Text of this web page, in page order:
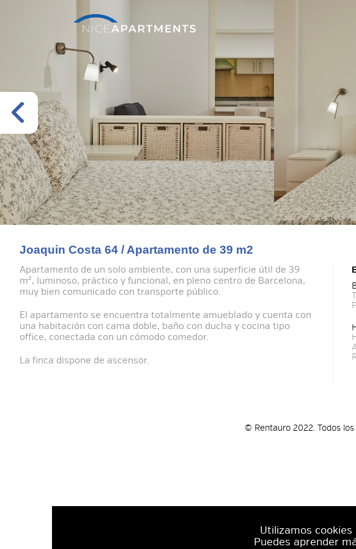
Joaquin Costa 64 / Apartamento de 39 m2
Apartamento de un solo ambiente, con una superficie útil de 39
m², luminoso, práctico y funcional, en pleno centro de Barcelona,
muy bien comunicado con transporte público.
El apartamento se encuentra totalmente amueblado y cuenta con
una habitación con cama doble, baño con ducha y cocina tipo
office, conectada con un cómodo comedor.
La finca dispone de ascensor.
© Rentauro 2022. Todos
Utilizamos
Puedes aprender